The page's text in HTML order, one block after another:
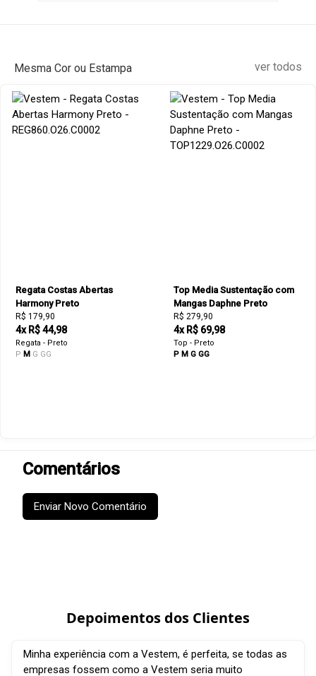
Mesma Cor ou Estampa ver todos
Regata Costas Abertas
Harmony Preto
R$ 179,90
4x R$ 44,98
Regata - Preto
P M G GG
Top Media Sustentação com
Mangas Daphne Preto
R$ 279,90
4x R$ 69,98
Top - Preto
P M G GG
Comentários
Enviar Novo Comentário
Depoimentos dos Clientes
Minha experiência com a Vestem, é perfeita, se todas as
empresas fossem como a Vestem seria muito